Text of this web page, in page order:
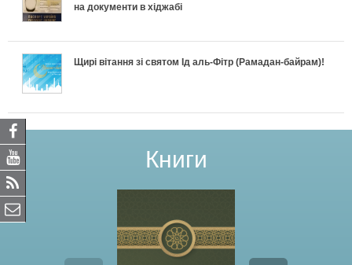
на документи в хіджабі
Щирі вітання зі святом Ід аль-Фітр (Рамадан-байрам)!
Книги